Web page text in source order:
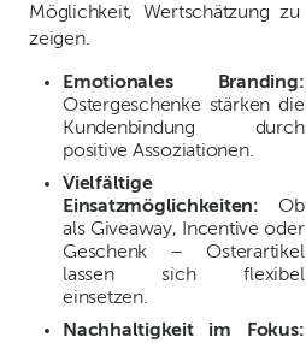
Möglichkeit, Wertschätzung zu
zeigen.
Emotionales Branding:
Ostergeschenke stärken die
Kundenbindung durch
positive Assoziationen.
Vielfältige
Einsatzmöglichkeiten: Ob
als Giveaway, Incentive oder
Geschenk – Osterartikel
lassen sich flexibel
einsetzen.
Nachhaltigkeit im Fokus: